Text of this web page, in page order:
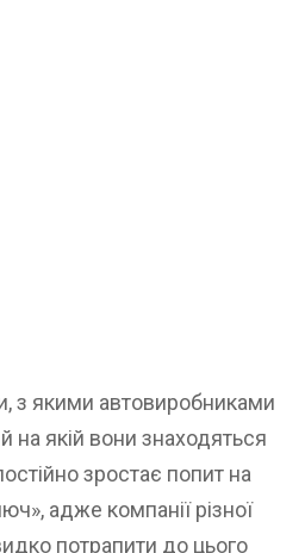
з якими автовиробниками
на якій вони знаходяться
зростає попит на
адже компанії різної
потрапити до цього